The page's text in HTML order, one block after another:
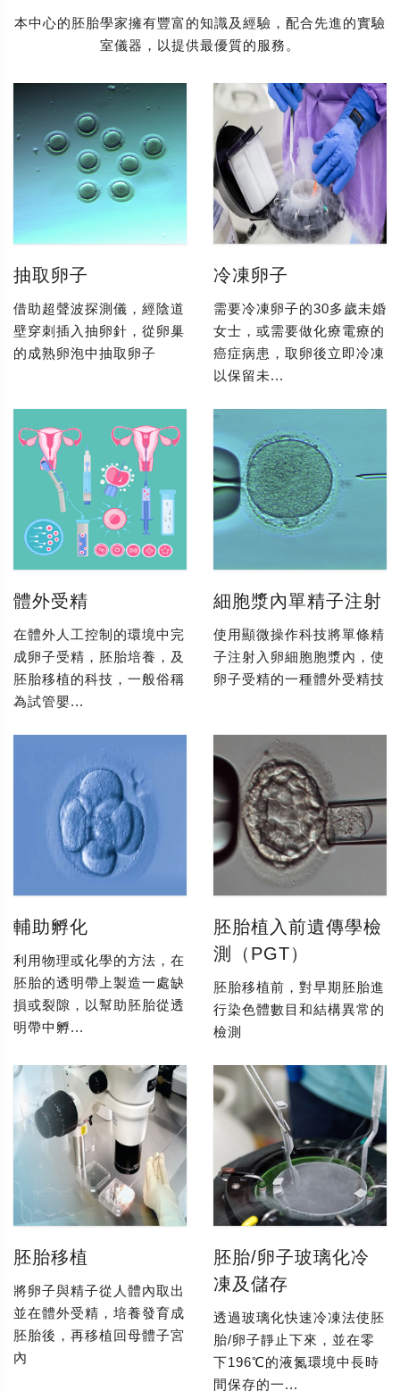
本中心的胚胎學家擁有豐富的知識及經驗，配合先進的實驗
室儀器，以提供最優質的服務。
抽取卵子
借助超聲波探測儀，經陰道
壁穿刺插入抽卵針，從卵巢
的成熟卵泡中抽取卵子
冷凍卵子
需要冷凍卵子的30多歲未婚
女士，或需要做化療電療的
癌症病患，取卵後立即冷凍
以保留未...
體外受精
在體外人工控制的環境中完
成卵子受精，胚胎培養，及
胚胎移植的科技，一般俗稱
為試管嬰...
細胞漿內單精子注射
使用顯微操作科技將單條精
子注射入卵細胞胞漿內，使
卵子受精的一種體外受精技
輔助孵化
利用物理或化學的方法，在
胚胎的透明帶上製造一處缺
損或裂隙，以幫助胚胎從透
明帶中孵...
胚胎植入前遺傳學檢
測（PGT）
胚胎移植前，對早期胚胎進
行染色體數目和結構異常的
檢測
胚胎移植
將卵子與精子從人體內取出
並在體外受精，培養發育成
胚胎後，再移植回母體子宮
內
胚胎/卵子玻璃化冷
凍及儲存
透過玻璃化快速冷凍法使胚
胎/卵子靜止下來，並在零
下196℃的液氮環境中長時
間保存的一...